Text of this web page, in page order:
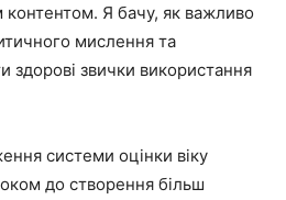
контентом. Я бачу, як важливо
мислення та
здорові звички використання
системи оцінки віку
до створення більш